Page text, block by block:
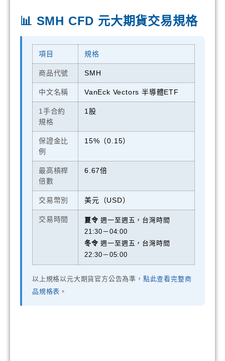
📊 SMH CFD 元大期貨交易規格
項目 規格
商品代號 SMH
中文名稱 VanEck Vectors 半導體ETF
1手合約
規格
1股
保證金比
例
15%（0.15）
最高槓桿
倍數
6.67倍
交易幣別 美元（USD）
交易時間 夏令 週一至週五，台灣時間
21:30－04:00
冬令 週一至週五，台灣時間
22:30－05:00
以上規格以元大期貨官方公告為準， 點此查看完整商
品規格表 。